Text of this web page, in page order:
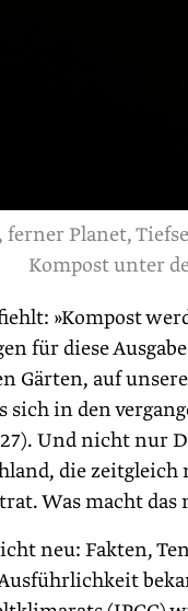
Planet,
Kompost unter
»Kompost
für diese
Gärten, auf
sich in den
Und nicht nur
die
Was macht das
neu: Fakten,